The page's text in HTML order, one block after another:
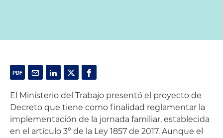
El Ministerio del Trabajo presentó el proyecto de
Decreto que tiene como finalidad reglamentar la
implementación de la jornada familiar, establecida
en el artículo 3º de la Ley 1857 de 2017. Aunque el